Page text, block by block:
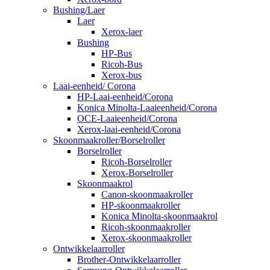
Bushing/Laer
Laer
Xerox-laer
Bushing
HP-Bus
Ricoh-Bus
Xerox-bus
Laai-eenheid/ Corona
HP-Laai-eenheid/Corona
Konica Minolta-Laaieenheid/Corona
OCE-Laaieenheid/Corona
Xerox-laai-eenheid/Corona
Skoonmaakroller/Borselroller
Borselroller
Ricoh-Borselroller
Xerox-Borselroller
Skoonmaakrol
Canon-skoonmaakroller
HP-skoonmaakroller
Konica Minolta-skoonmaakrol
Ricoh-skoonmaakroller
Xerox-skoonmaakroller
Ontwikkelaarroller
Brother-Ontwikkelaarroller